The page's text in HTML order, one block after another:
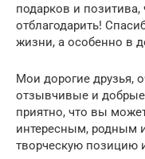
подарков и
отблагодарить!
жизни, а особенно в
Мои дорогие друзья,
отзывчивые и
приятно, что вы
интересным, родным
творческую позицию